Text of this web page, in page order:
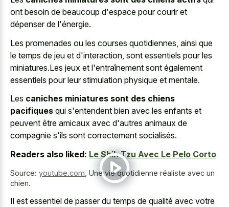
ont besoin de beaucoup d'espace pour courir et
dépenser de l'énergie.
Les promenades ou les courses quotidiennes, ainsi que
le temps de jeu et d'interaction, sont essentiels pour les
miniatures.Les jeux et l'entraînement sont également
essentiels pour leur stimulation physique et mentale.
Les caniches miniatures sont des chiens
pacifiques qui s'entendent bien avec les enfants et
peuvent être amicaux avec d'autres animaux de
compagnie s'ils sont correctement socialisés.
Readers also liked: Le Shih Tzu Avec Le Pelo Corto
Source: youtube.com Une vie quotidienne réaliste avec un
chien.
Il est essentiel de passer du temps de qualité avec votre